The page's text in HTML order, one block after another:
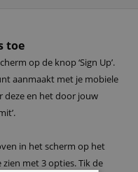
toe
op de knop ‘Sign Up’.
aanmaakt met je mobiele
deze en het door jouw
in het scherm op het
zien met 3 opties. Tik de